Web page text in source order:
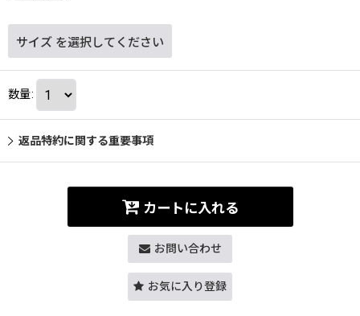
サイズ を選択してください
数量:
返品特約に関する重要事項
カートに入れる
お問い合わせ
お気に入り登録